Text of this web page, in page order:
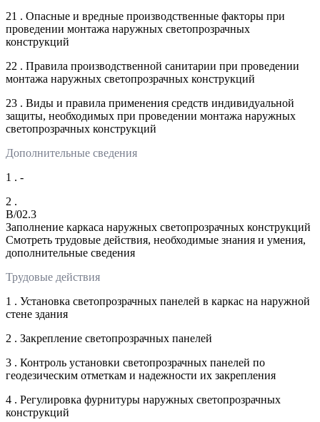
21 . Опасные и вредные производственные факторы при
проведении монтажа наружных светопрозрачных
конструкций
22 . Правила производственной санитарии при проведении
монтажа наружных светопрозрачных конструкций
23 . Виды и правила применения средств индивидуальной
защиты, необходимых при проведении монтажа наружных
светопрозрачных конструкций
Дополнительные сведения
1 . -
2 .
B/02.3
Заполнение каркаса наружных светопрозрачных конструкций
Смотреть трудовые действия, необходимые знания и умения,
дополнительные сведения
Трудовые действия
1 . Установка светопрозрачных панелей в каркас на наружной
стене здания
2 . Закрепление светопрозрачных панелей
3 . Контроль установки светопрозрачных панелей по
геодезическим отметкам и надежности их закрепления
4 . Регулировка фурнитуры наружных светопрозрачных
конструкций